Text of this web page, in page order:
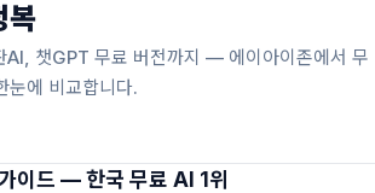
복
AI, 챗GPT 무료 버전까지 — 에이아이존에서 무
눈에 비교합니다.
이드 — 한국 무료 AI 1위